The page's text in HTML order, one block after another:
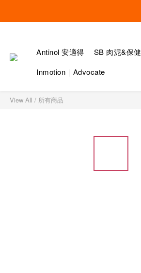
Antinol 安適得 SB 肉泥&保健
Inmotion｜Advocate
View All / 所有商品